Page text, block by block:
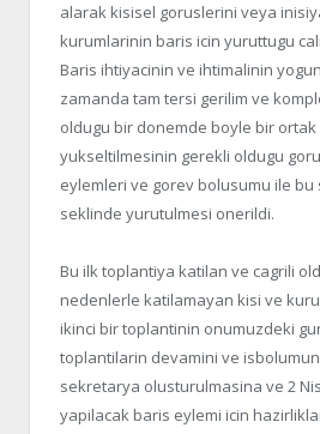
alarak kisisel goruslerini veya
kurumlarinin baris icin yuruttugu
Baris ihtiyacinin ve ihtimalinin
zamanda tam tersi gerilim ve
oldugu bir donemde boyle bir
yukseltilmesinin gerekli oldugu
eylemleri ve gorev bolusumu ile
seklinde yurutulmesi onerildi.
Bu ilk toplantiya katilan ve cagrili
nedenlerle katilamayan kisi ve
ikinci bir toplantinin onumuzdeki
toplantilarin devamini ve
sekretarya olusturulmasina ve 2
yapilacak baris eylemi icin